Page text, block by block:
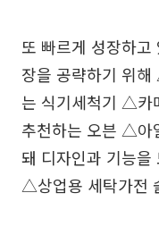
또 빠르게 성장하
장을 공략하기 위
는 식기세척기 △카
추천하는 오븐 △아
돼 디자인과 기능을
△상업용 세탁가전